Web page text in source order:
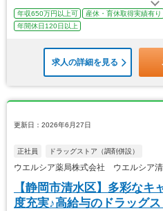
年収650万円以上可 産休・育休取得実績有り
年間休日120日以上
求人の詳細を見る
更新日：2026年6月27日
正社員 ドラッグストア（調剤併設）
ウエルシア薬局株式会社 ウエルシア
【静岡市清水区】多彩なキ
度充実♪高給与のドラッグ